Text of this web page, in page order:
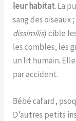
leur habitat. La
sang des oiseaux
dissimilis) cible
les combles, les
un lit humain.
par accident.
Bébé cafard,
D’autres petits